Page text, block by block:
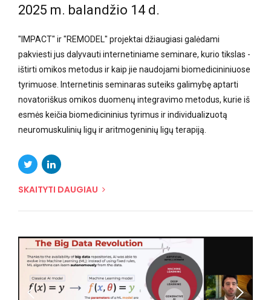
2025 m. balandžio 14 d.
"IMPACT" ir "REMODEL" projektai džiaugiasi galėdami
pakviesti jus dalyvauti internetiniame seminare, kurio tikslas -
ištirti omikos metodus ir kaip jie naudojami biomedicininiuose
tyrimuose. Internetinis seminaras suteiks galimybę aptarti
novatoriškus omikos duomenų integravimo metodus, kurie iš
esmės keičia biomedicininius tyrimus ir individualizuotą
neuromuskulinių ligų ir aritmogeninių ligų terapiją.
SKAITYTI DAUGIAU